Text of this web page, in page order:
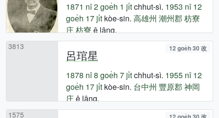
1871 nî2 goe̍h 1 ji̍tchhut-sì. 1953 nî 12
goe̍h 17 ji̍tkòe-sin. 高雄州 潮州郡 枋寮
庄枋寮ê lâng.
3813
呂琯星 12 goe̍h 30 改
1878 nî8 goe̍h 7 ji̍tchhut-sì. 1955 nî 12
goe̍h 17 ji̍tkòe-sin. 台中州 豐原郡 神岡
庄ê lâng.
1575